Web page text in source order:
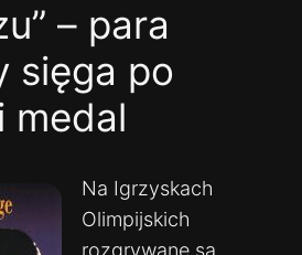
– para
sięga po
medal
Na Igrzyskach
Olimpijskich
rozgrywane są